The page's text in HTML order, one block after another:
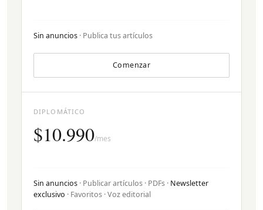
Sin anuncios · Publica tus artículos
Comenzar
DIPLOMÁTICO
$10.990/mes
Sin anuncios · Publicar artículos · PDFs · Newsletter
exclusivo · Favoritos · Voz editorial